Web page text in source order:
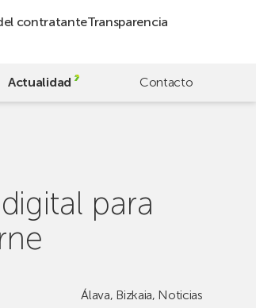
contratanteTransparencia
Actualidad Contacto
para
Álava, Bizkaia, Noticias